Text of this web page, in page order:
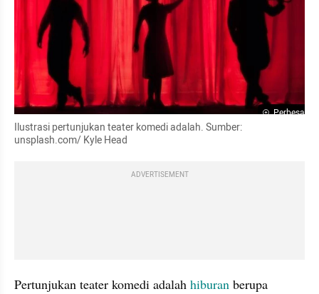
Perbesar
Ilustrasi pertunjukan teater komedi adalah. Sumber:
unsplash.com/ Kyle Head
ADVERTISEMENT
Pertunjukan teater komedi adalah hiburan berupa